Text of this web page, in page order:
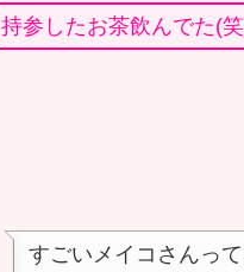
持参したお茶飲んでた(
すごいメイコさんっ